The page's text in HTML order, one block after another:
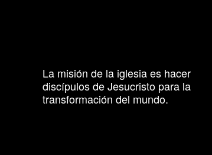
La misión de la iglesia es hacer
discípulos de Jesucristo para la
transformación del mundo.